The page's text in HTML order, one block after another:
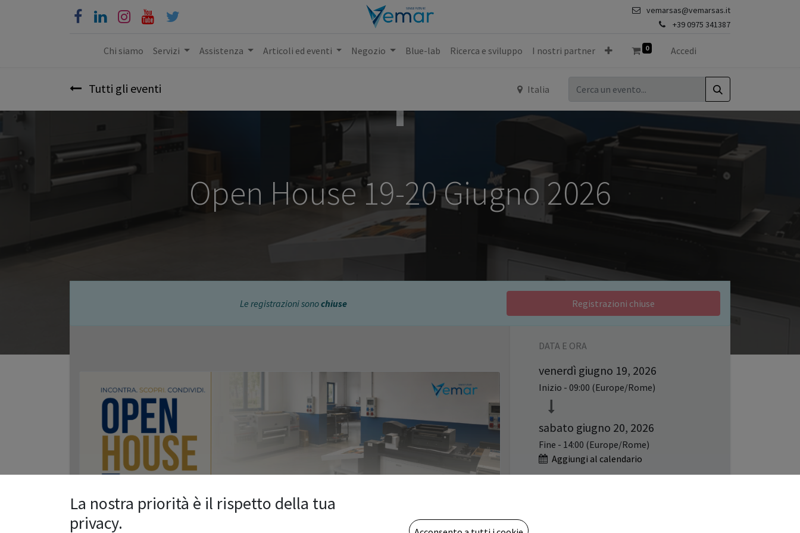
vemarsas@vemarsas.it
+39 0975 341387
Chi siamo Servizi Assistenza Articoli ed eventi Negozio Blue-lab Ricerca e sviluppo I nostri partner 0 Accedi
Tutti gli eventi Italia
Open House 19-20 Giugno 2026
Le registrazioni sonochiuse Registrazioni chiuse
DATA E ORA
venerdì giugno 19, 2026
Inizio - 09:00 (Europe/Rome)
sabato giugno 20, 2026
Fine - 14:00 (Europe/Rome)
Aggiungi al calendario
La nostra priorità è il rispetto della tua
privacy.